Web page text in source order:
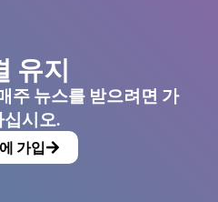
유지
주 뉴스를 받으려면 가
십시오.
가입